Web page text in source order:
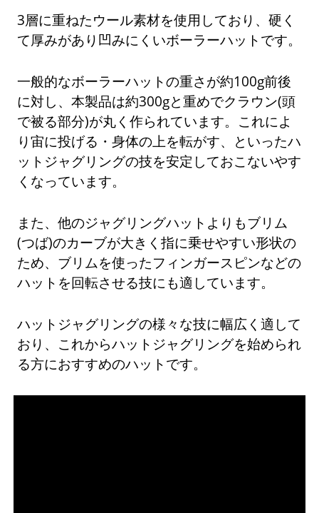
3層に重ねたウール素材を使用しており、硬く
て厚みがあり凹みにくいボーラーハットです。
一般的なボーラーハットの重さが約100g前後
に対し、本製品は約300gと重めでクラウン(頭
で被る部分)が丸く作られています。これによ
り宙に投げる・身体の上を転がす、といったハ
ットジャグリングの技を安定しておこないやす
くなっています。
また、他のジャグリングハットよりもブリム
(つば)のカーブが大きく指に乗せやすい形状の
ため、ブリムを使ったフィンガースピンなどの
ハットを回転させる技にも適しています。
ハットジャグリングの様々な技に幅広く適して
おり、これからハットジャグリングを始められ
る方におすすめのハットです。